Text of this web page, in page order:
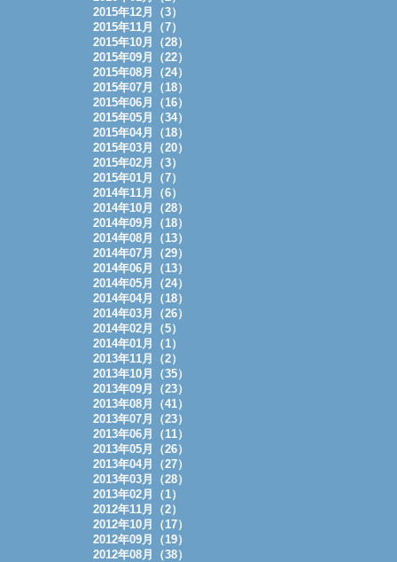
2015年12月（3）
2015年11月（7）
2015年10月（28）
2015年09月（22）
2015年08月（24）
2015年07月（18）
2015年06月（16）
2015年05月（34）
2015年04月（18）
2015年03月（20）
2015年02月（3）
2015年01月（7）
2014年11月（6）
2014年10月（28）
2014年09月（18）
2014年08月（13）
2014年07月（29）
2014年06月（13）
2014年05月（24）
2014年04月（18）
2014年03月（26）
2014年02月（5）
2014年01月（1）
2013年11月（2）
2013年10月（35）
2013年09月（23）
2013年08月（41）
2013年07月（23）
2013年06月（11）
2013年05月（26）
2013年04月（27）
2013年03月（28）
2013年02月（1）
2012年11月（2）
2012年10月（17）
2012年09月（19）
2012年08月（38）